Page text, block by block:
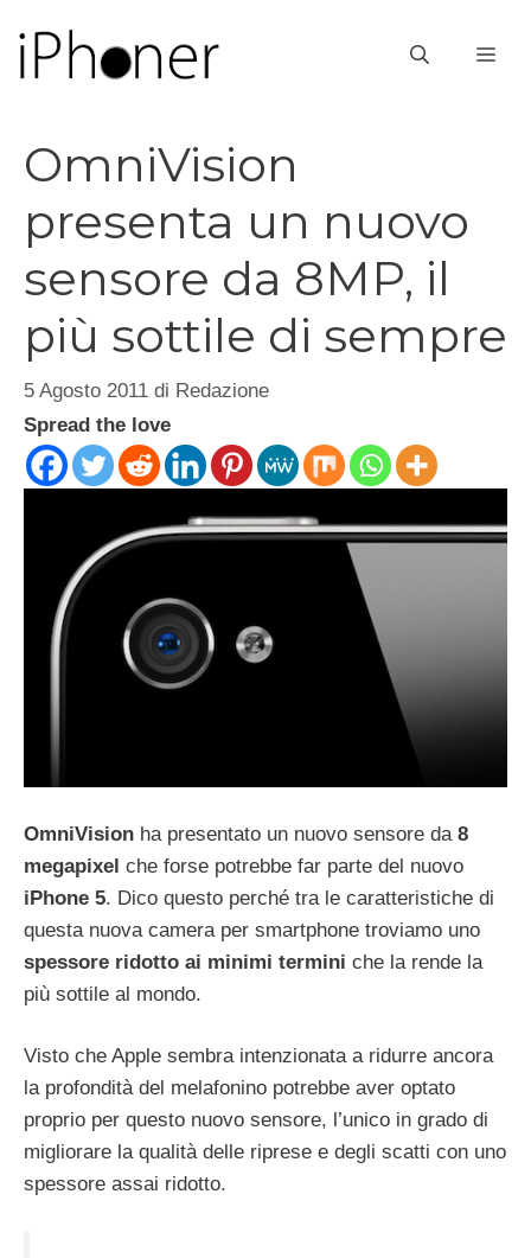
contenuto
OmniVision
presenta un nuovo
sensore da 8MP, il
più sottile di sempre
5 Agosto 2011 di Redazione
Spread the love
OmniVision ha presentato un nuovo sensore da 8
megapixel che forse potrebbe far parte del nuovo
iPhone 5. Dico questo perché tra le caratteristiche di
questa nuova camera per smartphone troviamo uno
spessore ridotto ai minimi termini che la rende la
più sottile al mondo.
Visto che Apple sembra intenzionata a ridurre ancora
la profondità del melafonino potrebbe aver optato
proprio per questo nuovo sensore, l’unico in grado di
migliorare la qualità delle riprese e degli scatti con uno
spessore assai ridotto.